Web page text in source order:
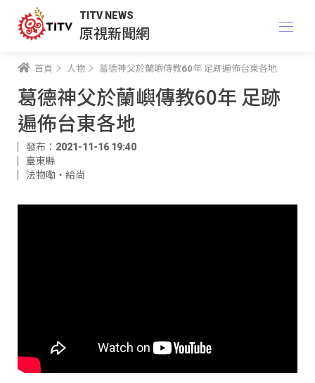
TITV NEWS
原視新聞網
首頁 人物 葛德神父於蘭嶼傳教60年 足跡遍佈台東各地
葛德神父於蘭嶼傳教60年 足跡
遍佈台東各地
發布：2021-11-16 19:40
臺東縣
法物嘞‧給尚